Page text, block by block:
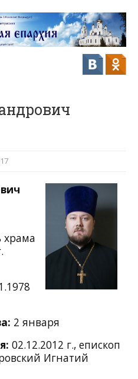
храма
2 января
02.12.2012 г., епископ
Игнатий